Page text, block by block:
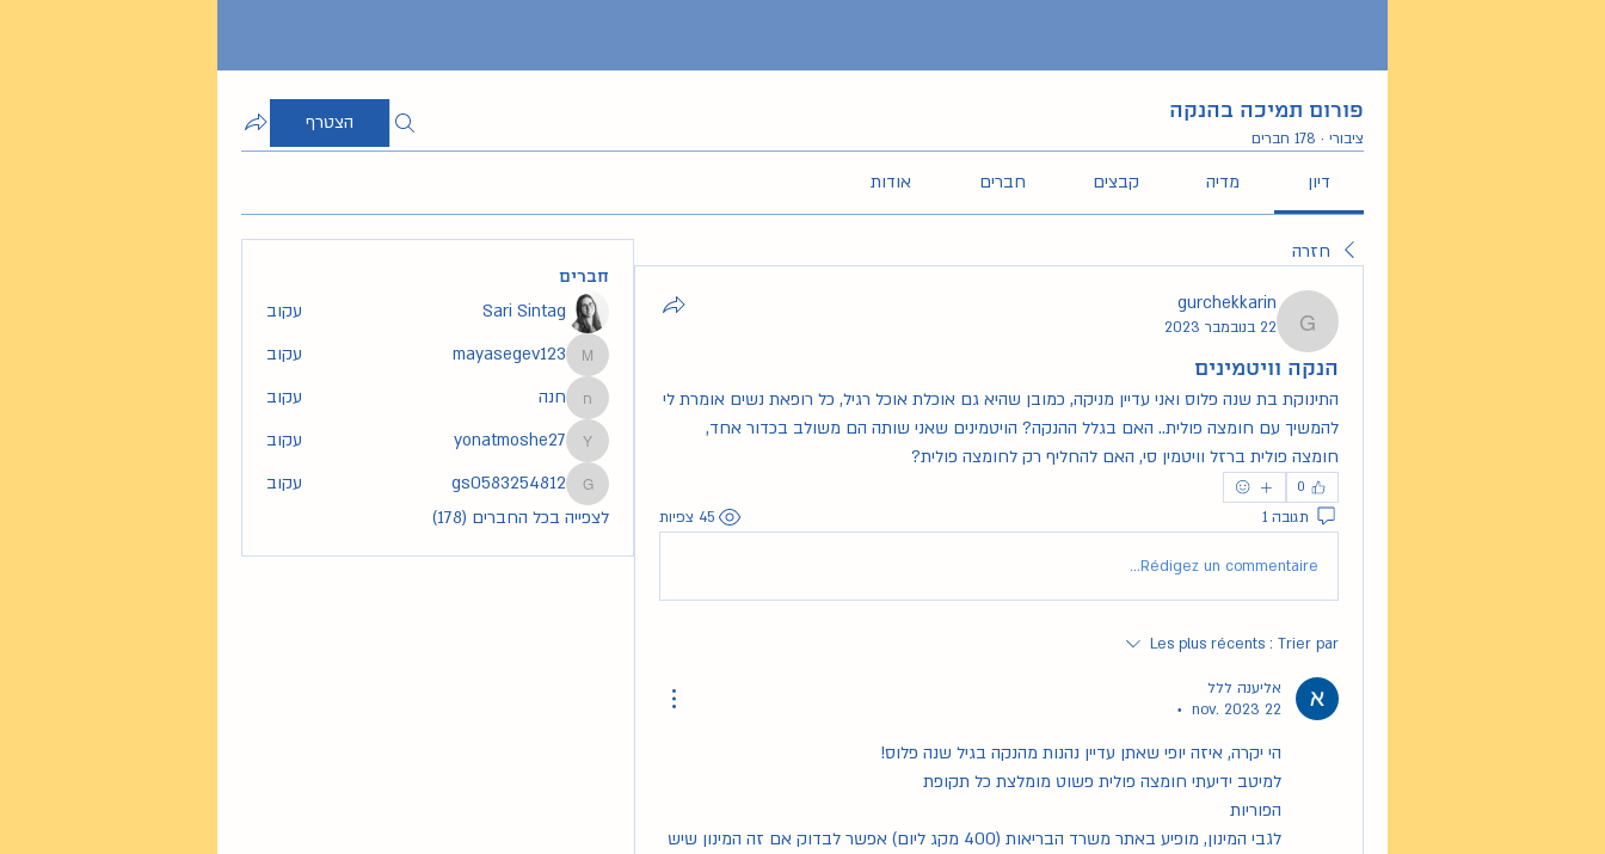
פורום תמיכה בהנקה
ציבורי · 178 חברים
הצטרף
דיון מדיה קבצים חברים אודות
חזרה
gurchekkarin
gurchekkarin
22 בנובמבר 2023
הנקה וויטמינים
חומצה פולית ברזל וויטמין סי, האם להחליף רק לחומצה פולית?
0
תגובה 1 45 צפיות
Rédigez un commentaire...
Trier par :
Les plus récents
אליענה ללל
22 nov. 2023
•
הי יקרה, איזה יופי שאתן עדיין נהנות מהנקה בגיל שנה פלוס!
למיטב ידיעתי חומצה פולית פשוט מומלצת כל תקופת
הפוריות
חברים
Sari Sintag עקוב
mayasegev123
mayasegev123 עקוב
חנה
חנה עקוב
yonatmoshe27
yonatmoshe27 עקוב
gs0583254812
gs0583254812
עקוב
לצפייה בכל החברים (178)